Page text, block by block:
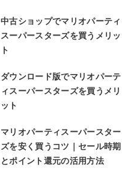
中古ショップでマリオパーティ
スーパースターズを買うメリッ
ト
ダウンロード版でマリオパーテ
ィスーパースターズを買うメリ
ット
マリオパーティスーパースター
ズを安く買うコツ｜セール時期
とポイント還元の活用方法